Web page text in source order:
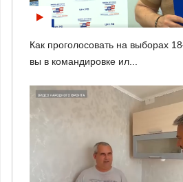
Как проголосовать на выборах
вы в командировке ил...